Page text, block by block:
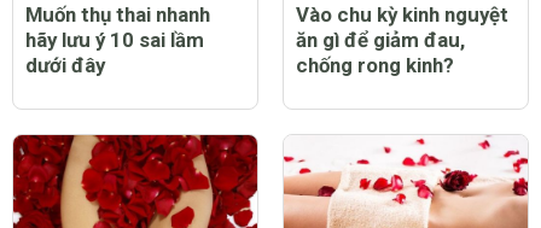
Muốn thụ thai nhanh
hãy lưu ý 10 sai lầm
dưới đây
Vào chu kỳ kinh nguyệt
ăn gì để giảm đau,
chống rong kinh?